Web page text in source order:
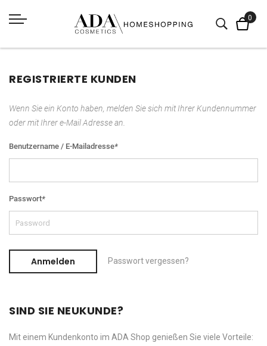
REGISTRIERTE KUNDEN
Wenn Sie ein Konto haben, melden Sie sich mit Ihrer Kundennummer
oder mit Ihrer e-Mail Adresse an.
Benutzername / E-Mailadresse*
Passwort*
Anmelden Passwort vergessen?
SIND SIE NEUKUNDE?
Mit einem Kundenkonto im ADA Shop genießen Sie viele Vorteile: